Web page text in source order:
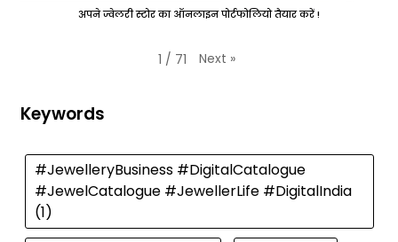
अपने ज्वेलरी स्टोर का ऑनलाइन पोर्टफोलियो तैयार करें !
1 / 71 Next »
Keywords
#JewelleryBusiness #DigitalCatalogue
#JewelCatalogue #JewellerLife #DigitalIndia
(1)